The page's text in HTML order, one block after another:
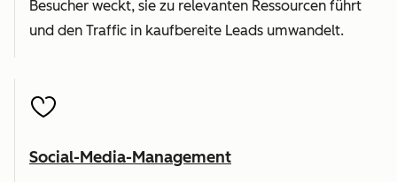
Besucher weckt, sie zu relevanten Ressourcen führt
und den Traffic in kaufbereite Leads umwandelt.
Social-Media-Management